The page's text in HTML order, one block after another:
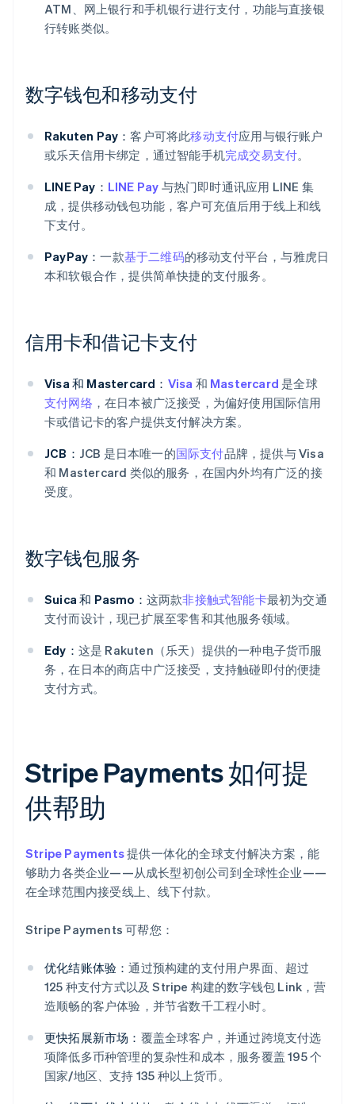
ATM、网上银行和手机银行进行支付，功能与直接银
行转账类似。
数字钱包和移动支付
Rakuten Pay：客户可将此移动支付应用与银行账户
或乐天信用卡绑定，通过智能手机完成交易支付。
LINE Pay： LINE Pay 与热门即时通讯应用 LINE 集
成，提供移动钱包功能，客户可充值后用于线上和线
下支付。
PayPay：一款基于二维码的移动支付平台，与雅虎日
本和软银合作，提供简单快捷的支付服务。
信用卡和借记卡支付
Visa 和 Mastercard： Visa 和 Mastercard 是全球
支付网络 ，在日本被广泛接受，为偏好使用国际信用
卡或借记卡的客户提供支付解决方案。
JCB： JCB 是日本唯一的国际支付品牌，提供与 Visa
和 Mastercard 类似的服务，在国内外均有广泛的接
受度。
数字钱包服务
Suica 和 Pasmo： 这两款非接触式智能卡最初为交通
支付而设计，现已扩展至零售和其他服务领域。
Edy： 这是 Rakuten（乐天）提供的一种电子货币服
务，在日本的商店中广泛接受，支持触碰即付的便捷
支付方式。
Stripe Payments 如何提
供帮助
Stripe Payments提供一体化的全球支付解决方案，能
够助力各类企业——从成长型初创公司到全球性企业——
在全球范围内接受线上、线下付款。
Stripe Payments 可帮您：
优化结账体验：通过预构建的支付用户界面、超过
125 种支付方式以及 Stripe 构建的数字钱包 Link，营
造顺畅的客户体验，并节省数千工程小时。
更快拓展新市场： 覆盖全球客户，并通过跨境支付选
项降低多币种管理的复杂性和成本，服务覆盖 195 个
国家/地区、支持 135 种以上货币。